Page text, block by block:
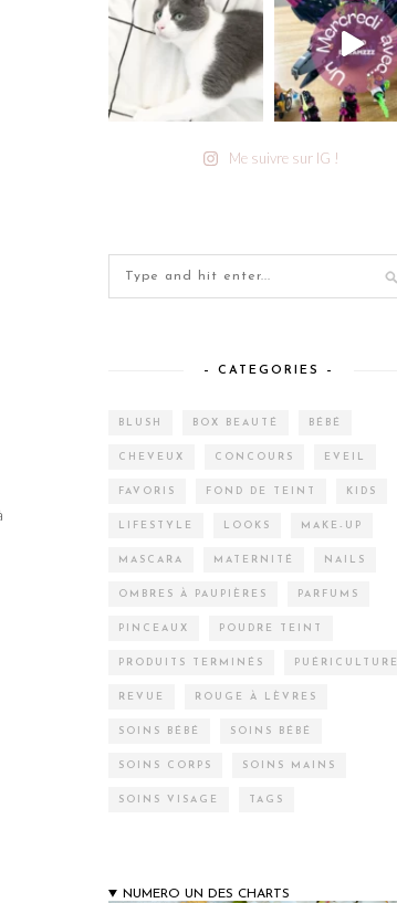
Me suivre sur IG !
– CATEGORIES –
BLUSH BOX BEAUTÉ BÉBÉ
CHEVEUX CONCOURS EVEIL
FAVORIS FOND DE TEINT KIDS
LIFESTYLE LOOKS MAKE-UP
MASCARA MATERNITÉ NAILS
OMBRES À PAUPIÈRES PARFUMS
PINCEAUX POUDRE TEINT
PRODUITS TERMINÉS PUÉRICULTURE
REVUE ROUGE À LÈVRES
SOINS BÉBÉ SOINS BÉBÉ
SOINS CORPS SOINS MAINS
SOINS VISAGE TAGS
NUMERO UN DES CHARTS